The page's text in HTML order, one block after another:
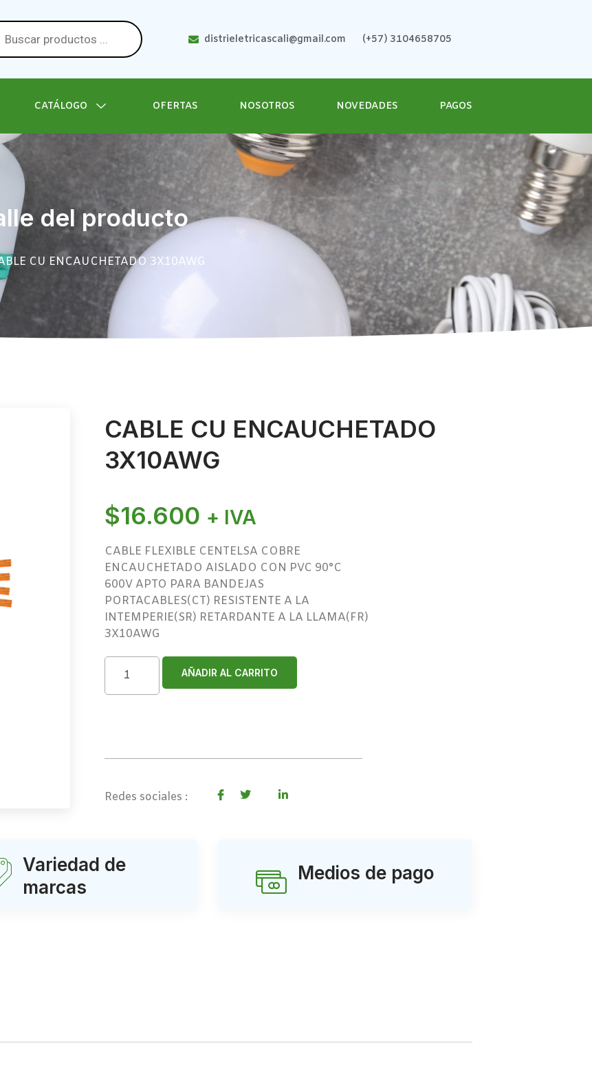
distrieletricascali@gmail.com (+57) 3104658705
CATÁLOGO OFERTAS NOSOTROS NOVEDADES PAGOS
del producto
CU ENCAUCHETADO 3X10AWG
CABLE CU ENCAUCHETADO
3X10AWG
$16.600 + IVA
CABLE FLEXIBLE CENTELSA COBRE
ENCAUCHETADO AISLADO CON PVC 90°C
600V APTO PARA BANDEJAS
PORTACABLES(CT) RESISTENTE A LA
INTEMPERIE(SR) RETARDANTE A LA LLAMA(FR)
3X10AWG
AÑADIR AL CARRITO
Redes sociales :
Variedad de
marcas
Medios de pago